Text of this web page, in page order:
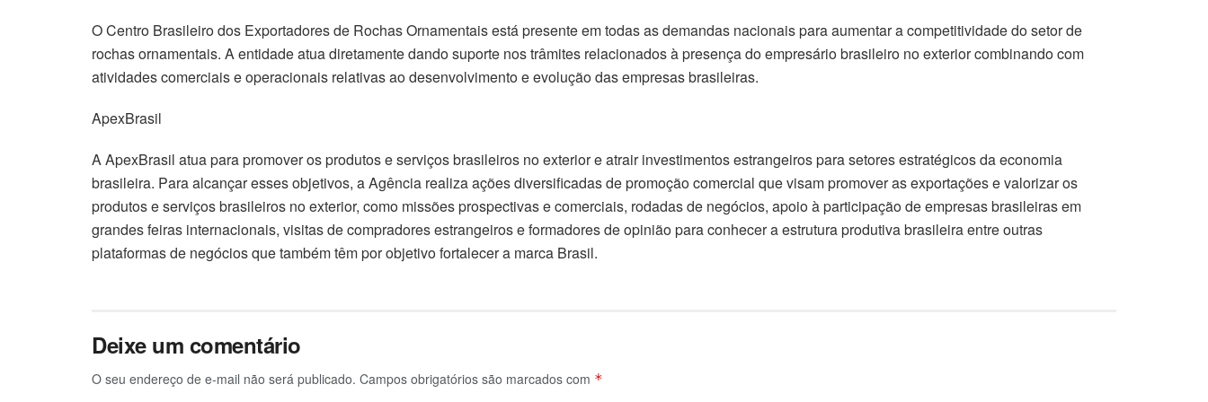
O Centro Brasileiro dos Exportadores de Rochas Ornamentais está presente em todas as demandas nacionais para aumentar a competitividade do setor de
rochas ornamentais. A entidade atua diretamente dando suporte nos trâmites relacionados à presença do empresário brasileiro no exterior combinando com
atividades comerciais e operacionais relativas ao desenvolvimento e evolução das empresas brasileiras.
ApexBrasil
A ApexBrasil atua para promover os produtos e serviços brasileiros no exterior e atrair investimentos estrangeiros para setores estratégicos da economia
brasileira. Para alcançar esses objetivos, a Agência realiza ações diversificadas de promoção comercial que visam promover as exportações e valorizar os
produtos e serviços brasileiros no exterior, como missões prospectivas e comerciais, rodadas de negócios, apoio à participação de empresas brasileiras em
grandes feiras internacionais, visitas de compradores estrangeiros e formadores de opinião para conhecer a estrutura produtiva brasileira entre outras
plataformas de negócios que também têm por objetivo fortalecer a marca Brasil.
Deixe um comentário
O seu endereço de e-mail não será publicado. Campos obrigatórios são marcados com *